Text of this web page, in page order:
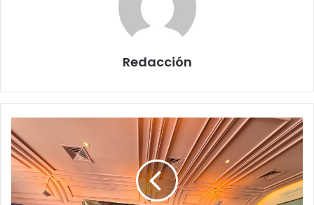
Redacción
impulsa
la
gastronomía
el